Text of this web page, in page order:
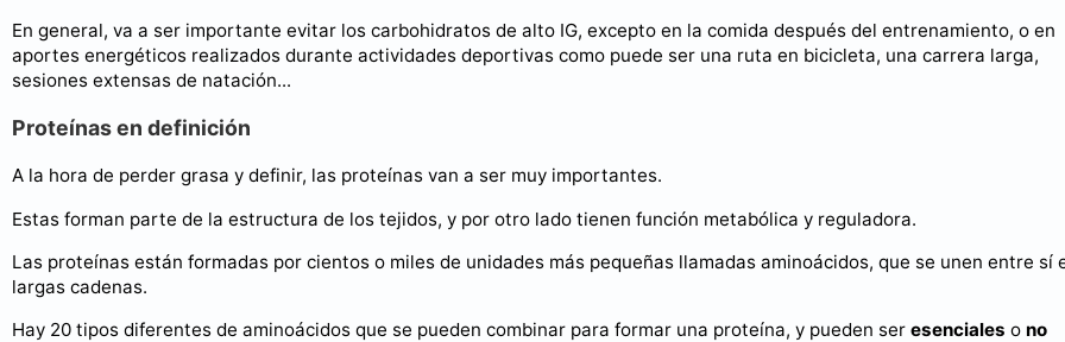
En general, va a ser importante evitar los carbohidratos de alto IG, excepto en la comida después del entrenamiento, o en
aportes energéticos realizados durante actividades deportivas como puede ser una ruta en bicicleta, una carrera larga,
sesiones extensas de natación...
Proteínas en definición
A la hora de perder grasa y definir, las proteínas van a ser muy importantes.
Estas forman parte de la estructura de los tejidos, y por otro lado tienen función metabólica y reguladora.
Las proteínas están formadas por cientos o miles de unidades más pequeñas llamadas aminoácidos, que se unen entre sí
largas cadenas.
Hay 20 tipos diferentes de aminoácidos que se pueden combinar para formar una proteína, y pueden ser esenciales o no